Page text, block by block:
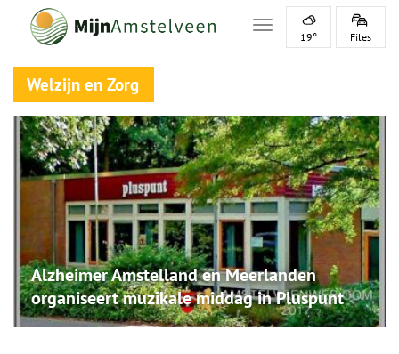
Toggle navigation
19° Files
Welzijn en Zorg
Alzheimer Amstelland en Meerlanden
organiseert muzikale middag in Pluspunt